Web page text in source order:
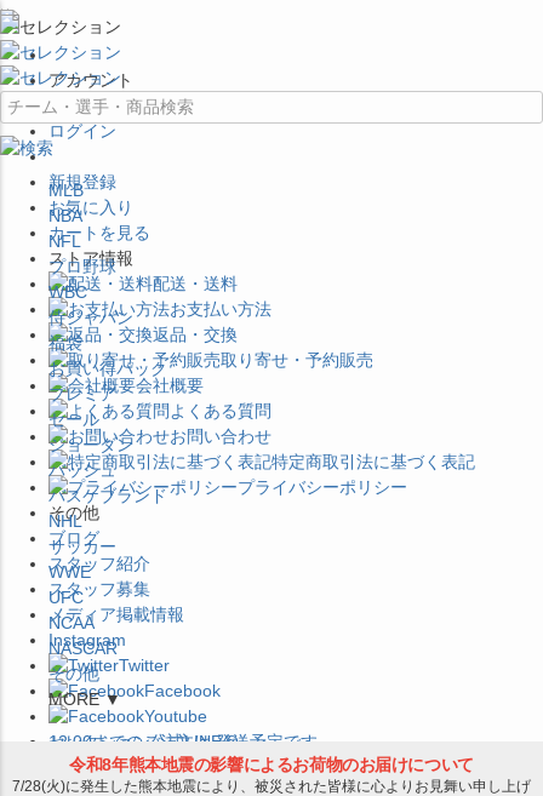
×
アカウント
ログイン
新規登録
お気に入り
カートを見る
ストア情報
配送・送料
お支払い方法
返品・交換
取り寄せ・予約販売
会社概要
よくある質問
お問い合わせ
特定商取引法に基づく表記
プライバシーポリシー
その他
ブログ
スタッフ紹介
スタッフ募集
メディア掲載情報
Instagram
Twitter
Facebook
Youtube
セレクション公式LINE@
MLB
NBA
NFL
プロ野球
WBC
侍ジャパン
福袋
お買い得パック
プレミア
セール
ジョーダン
バッシュ
バスケブランド
NHL
サッカー
WWE
UFC
NCAA
NASCAR
その他
MORE ▼
12:00までのご注文は発送予定です。
在庫品は 1-3営業日内で発送!! ※お取寄せ商品は対象外